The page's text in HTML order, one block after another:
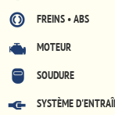
FREINS • ABS
MOTEUR
SOUDURE
SYSTÈME